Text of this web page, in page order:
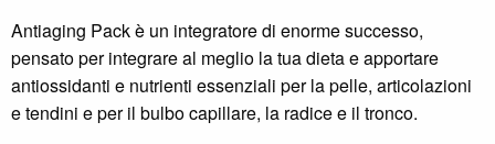
Antiaging Pack è un integratore di enorme successo,
pensato per integrare al meglio la tua dieta e apportare
antiossidanti e nutrienti essenziali per la pelle, articolazioni
e tendini e per il bulbo capillare, la radice e il tronco.